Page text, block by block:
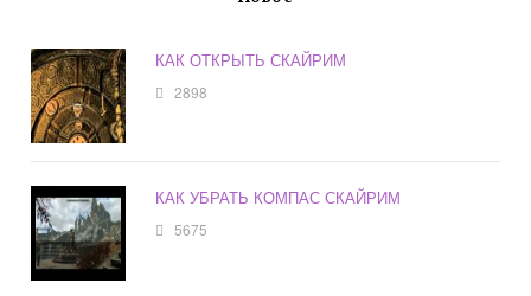
КАК ОТКРЫТЬ СКАЙРИМ
2898
КАК УБРАТЬ КОМПАС СКАЙРИМ
5675